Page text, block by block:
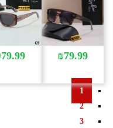
₪79.99
79.99
1
2
3